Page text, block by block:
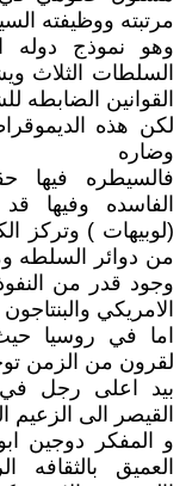
مرتبته ووظيفته
وهو نموذج دوله
السلطات الثلاث
القوانين الضابطه
لكن هذه
وضاره
فالسيطره فيها
الفاسده وفيها
(لوبيهات ) وتركز
من دوائر السلطه
وجود قدر من
الامريكي
اما في روسيا حيث
لقرون من الزمن
بيد اعلى رجل
القيصر الى الزعيم
و المفكر دوجين
العميق بالثقافه